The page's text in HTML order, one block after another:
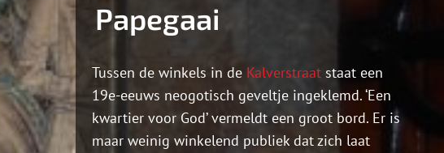
Papegaai
Tussen de winkels in de Kalverstraat staat een
19e-eeuws neogotisch geveltje ingeklemd. ‘Een
kwartier voor God’ vermeldt een groot bord. Er is
maar weinig winkelend publiek dat zich laat